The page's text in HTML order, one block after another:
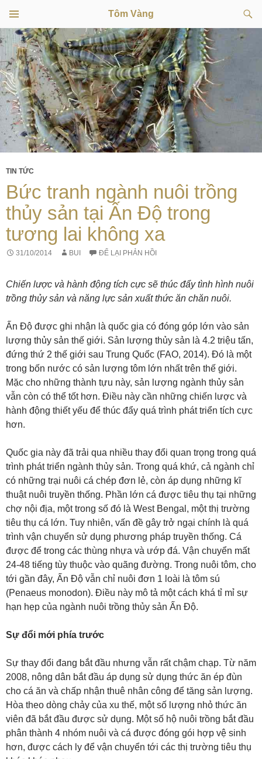
Tôm Vàng
kiếm
TRÌNH
ĐƠN
CƠ SỞ
CHUYỂN
ĐẾN
NỘI
DUNG
TIN TỨC
Bức tranh ngành nuôi trồng
thủy sản tại Ấn Độ trong
tương lai không xa
31/10/2014 BUI ĐỂ LẠI PHẢN HỒI
Chiến lược và hành động tích cực sẽ thúc đẩy tình hình nuôi
trồng thủy sản và năng lực sản xuất thức ăn chăn nuôi.
Ấn Độ được ghi nhận là quốc gia có đóng góp lớn vào sản
lượng thủy sản thế giới. Sản lượng thủy sản là 4.2 triệu tấn,
đứng thứ 2 thế giới sau Trung Quốc (FAO, 2014). Đó là một
trong bốn nước có sản lượng tôm lớn nhất trên thế giới.
Mặc cho những thành tựu này, sản lượng ngành thủy sản
vẫn còn có thể tốt hơn. Điều này cần những chiến lược và
hành động thiết yếu để thúc đẩy quá trình phát triển tích cực
hơn.
Quốc gia này đã trải qua nhiều thay đổi quan trọng trong quá
trình phát triển ngành thủy sản. Trong quá khứ, cả ngành chỉ
có những trại nuôi cá chép đơn lẻ, còn áp dụng những kĩ
thuật nuôi truyền thống. Phần lớn cá được tiêu thụ tại những
chợ nội địa, một trong số đó là West Bengal, một thị trường
tiêu thụ cá lớn. Tuy nhiên, vấn đề gây trở ngại chính là quá
trình vận chuyển sử dụng phương pháp truyền thống. Cá
được để trong các thùng nhựa và ướp đá. Vận chuyển mất
24-48 tiếng tùy thuộc vào quãng đường. Trong nuôi tôm, cho
tới gần đây, Ấn Độ vẫn chỉ nuôi đơn 1 loài là tôm sú
(Penaeus monodon). Điều này mô tả một cách khá tỉ mỉ sự
hạn hẹp của ngành nuôi trồng thủy sản Ấn Độ.
Sự đổi mới phía trước
Sự thay đổi đang bắt đầu nhưng vẫn rất chậm chạp. Từ năm
2008, nông dân bắt đầu áp dụng sử dụng thức ăn ép đùn
cho cá ăn và chấp nhận thuê nhân công để tăng sản lượng.
Hòa theo dòng chảy của xu thế, một số lượng nhỏ thức ăn
viên đã bắt đầu được sử dụng. Một số hộ nuôi trồng bắt đầu
phân thành 4 nhóm nuôi và cá được đóng gói hợp vệ sinh
hơn, được cách ly để vận chuyển tới các thị trường tiêu thụ